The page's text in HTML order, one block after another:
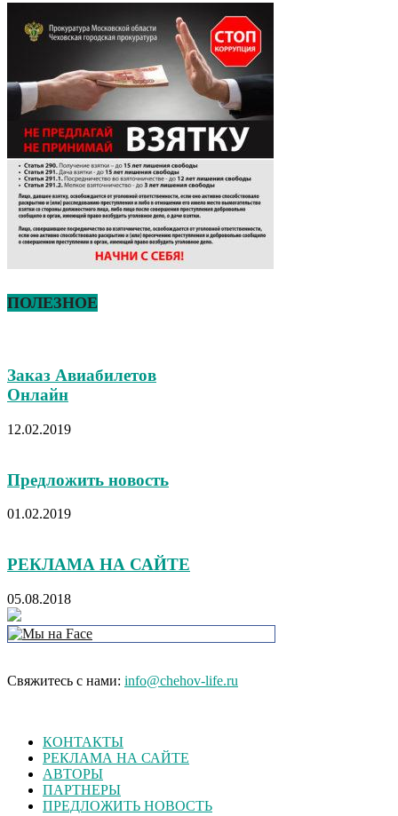
ПОЛЕЗНОЕ
Заказ Авиабилетов
Онлайн
12.02.2019
Предложить новость
01.02.2019
РЕКЛАМА НА САЙТЕ
05.08.2018
Свяжитесь с нами: info@chehov-life.ru
КОНТАКТЫ
РЕКЛАМА НА САЙТЕ
АВТОРЫ
ПАРТНЕРЫ
ПРЕДЛОЖИТЬ НОВОСТЬ